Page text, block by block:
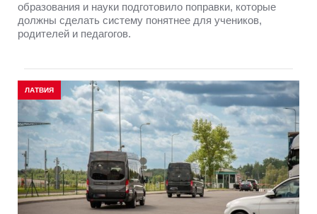
образования и науки подготовило поправки, которые
должны сделать систему понятнее для учеников,
родителей и педагогов.
ЛАТВИЯ